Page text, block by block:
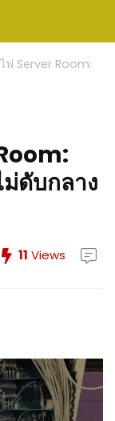
ไฟ Server Room:
ดับกลาง
11 Views